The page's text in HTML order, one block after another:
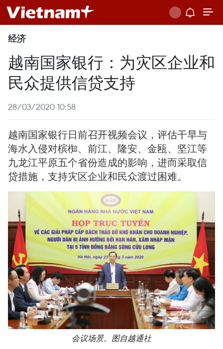
经济
越南国家银行：为灾区企业和
民众提供信贷支持
28/03/2020 10:58
越南国家银行日前召开视频会议，评估干旱与
海水入侵对槟椥、前江、隆安、金瓯、坚江等
九龙江平原五个省份造成的影响，进而采取信
贷措施，支持灾区企业和民众渡过困难。
会议场景。图自越通社